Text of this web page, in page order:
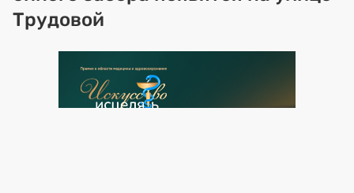
BORЩ
Искусство исцелять
Трудовой